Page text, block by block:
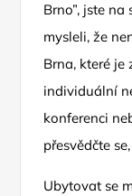
Brno”, jste
mysleli, že
Brna, které
individuální
konferenci
přesvědčte
Ubytovat se